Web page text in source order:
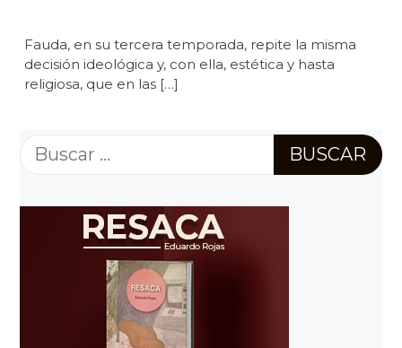
Fauda, en su tercera temporada, repite la misma
decisión ideológica y, con ella, estética y hasta
religiosa, que en las […]
Buscar: